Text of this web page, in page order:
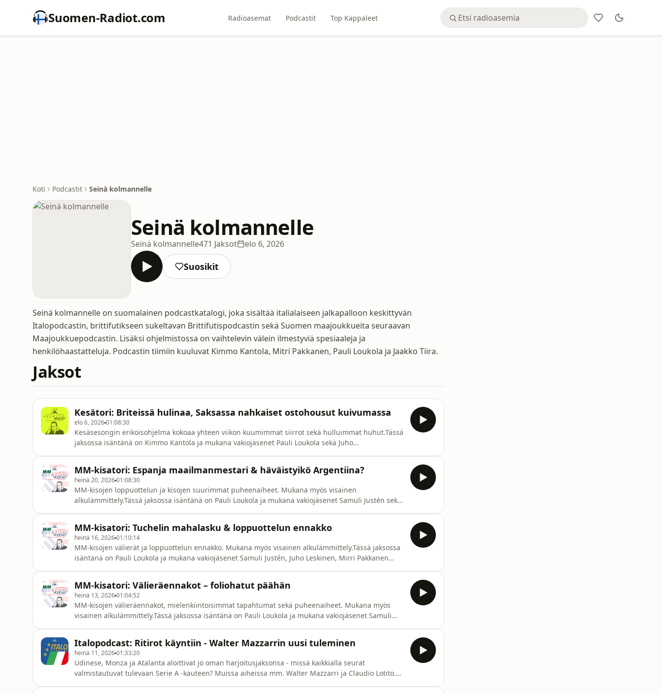
Suomen-Radiot.com Radioasemat Podcastit Top Kappaleet
Koti Podcastit Seinä kolmannelle
Seinä kolmannelle
Seinä kolmannelle471 Jaksot elo 6, 2026
Suosikit
Seinä kolmannelle on suomalainen podcastkatalogi, joka sisältää italialaiseen jalkapalloon keskittyvän
Italopodcastin, brittifutikseen sukeltavan Brittifutispodcastin sekä Suomen maajoukkueita seuraavan
Maajoukkuepodcastin. Lisäksi ohjelmistossa on vaihtelevin välein ilmestyviä spesiaaleja ja
henkilöhaastatteluja. Podcastin tiimiin kuuluvat Kimmo Kantola, Mitri Pakkanen, Pauli Loukola ja Jaakko Tiira.
Jaksot
Kesätori: Briteissä hulinaa, Saksassa nahkaiset ostohousut kuivumassa
elo 6, 202601:08:30
Kesäsesongin erikoisohjelma kokoaa yhteen viikon kuumimmat siirrot sekä hulluimmat huhut.Tässä
jaksossa isäntänä on Kimmo Kantola ja mukana vakiojäsenet Pauli Loukola sekä Juho
seinakolmannelle@gmail.comSeuraa Instagramiss
MM-kisatori: Espanja maailmanmestari & häväistyikö Argentiina?
heinä 20, 202601:08:30
MM-kisojen loppuottelun ja kisojen suurimmat puheenaiheet. Mukana myös visainen
alkulämmittely.Tässä jaksossa isäntänä on Pauli Loukola ja mukana vakiojäsenet Samuli Justén sekä
Instagramissa:https://www.instagram.com/seinakolmannelle
MM-kisatori: Tuchelin mahalasku & loppuottelun ennakko
heinä 16, 202601:10:14
MM-kisojen välierät ja loppuottelun ennakko. Mukana myös visainen alkulämmittely.Tässä jaksossa
isäntänä on Pauli Loukola ja mukana vakiojäsenet Samuli Justén, Juho Leskinen, Mirri Pakkanen
seinakolmannelle@gmail.comSeuraa In
MM-kisatori: Välieräennakot – foliohatut päähän
heinä 13, 202601:04:52
MM-kisojen välieräennakot, mielenkiintoisimmat tapahtumat sekä puheenaiheet. Mukana myös
visainen alkulämmittely.Tässä jaksossa isäntänä on Pauli Loukola ja mukana vakiojäsenet Samuli
13.7. Ota yhteyttä: seina
Italopodcast: Ritirot käyntiin - Walter Mazzarrin uusi tuleminen
heinä 11, 202601:33:20
Udinese, Monza ja Atalanta aloittivat jo oman harjoitusjaksonsa - missä kaikkialla seurat
valmistautuvat tulevaan Serie A -kauteen? Muissa aiheissa mm. Walter Mazzarri ja Claudio Lotito.*